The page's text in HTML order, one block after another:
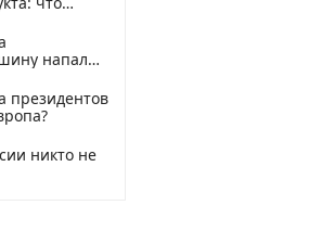
напали
президентов
никто не